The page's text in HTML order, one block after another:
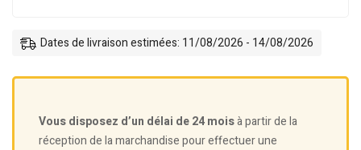
Dates de livraison estimées: 11/08/2026 - 14/08/2026
Vous disposez d’un délai de 24 moisà partir de la
réception de la marchandise pour effectuer une